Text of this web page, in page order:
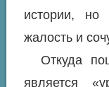
истории, но
жалость и
Откуда
является